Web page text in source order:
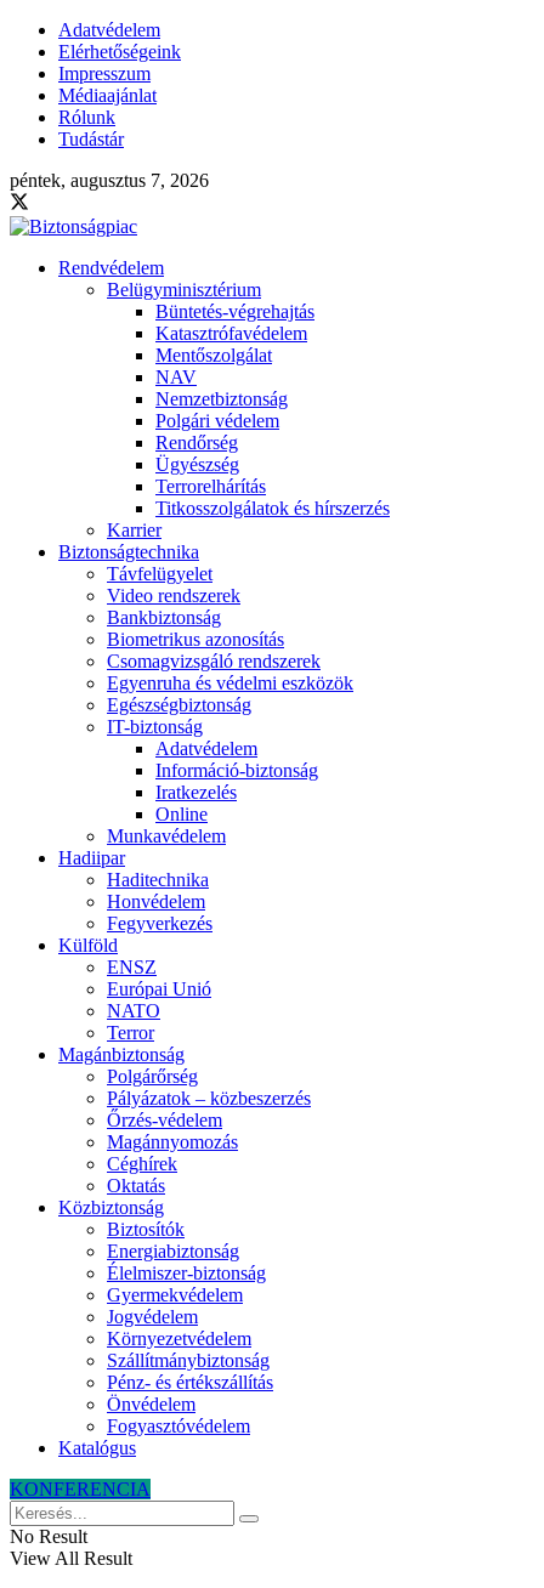
Adatvédelem
Elérhetőségeink
Impresszum
Médiaajánlat
Rólunk
Tudástár
péntek, augusztus 7, 2026
Rendvédelem
Belügyminisztérium
Büntetés-végrehajtás
Katasztrófavédelem
Mentőszolgálat
NAV
Nemzetbiztonság
Polgári védelem
Rendőrség
Ügyészség
Terrorelhárítás
Titkosszolgálatok és hírszerzés
Karrier
Biztonságtechnika
Távfelügyelet
Video rendszerek
Bankbiztonság
Biometrikus azonosítás
Csomagvizsgáló rendszerek
Egyenruha és védelmi eszközök
Egészségbiztonság
IT-biztonság
Adatvédelem
Információ-biztonság
Iratkezelés
Online
Munkavédelem
Hadiipar
Haditechnika
Honvédelem
Fegyverkezés
Külföld
ENSZ
Európai Unió
NATO
Terror
Magánbiztonság
Polgárőrség
Pályázatok – közbeszerzés
Őrzés-védelem
Magánnyomozás
Céghírek
Oktatás
Közbiztonság
Biztosítók
Energiabiztonság
Élelmiszer-biztonság
Gyermekvédelem
Jogvédelem
Környezetvédelem
Szállítmánybiztonság
Pénz- és értékszállítás
Önvédelem
Fogyasztóvédelem
Katalógus
KONFERENCIA
No Result
View All Result